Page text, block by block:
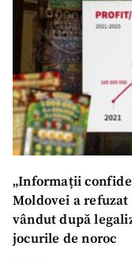
„Informații
Moldovei a
vândut după
jocurile de noroc